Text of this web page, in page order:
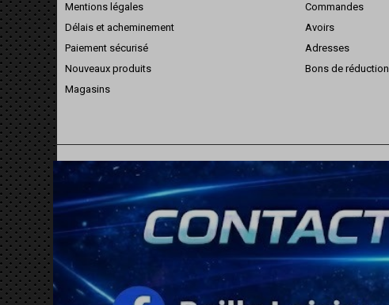
Mentions légales
Délais et acheminement
Paiement sécurisé
Nouveaux produits
Magasins
Commandes
Avoirs
Adresses
Bons de réduction